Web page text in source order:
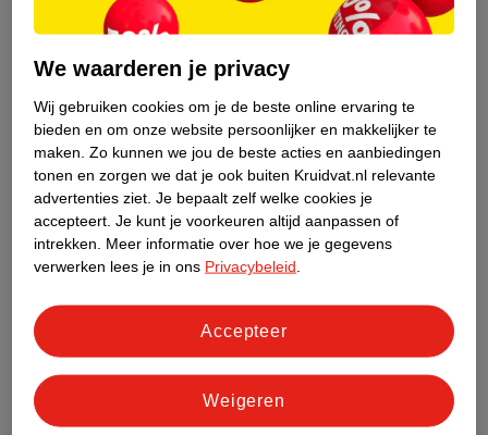
Is bacteriële vaginose besmettelijk?
Bacteriële vaginose is niet besmettelijk. Hoewel de balans in de
vagina is verstoord, is er geen sprake van een infectie of
ontsteking. Je zult iemand anders dus niet besmetten tijdens
zuurgraad in je vagina beïnvloeden, waardoor mogelijk een
disbalans in de vagina ontstaat. Vrijen met condoom kan
uitkomst bieden als je herhaaldelijk last hebt van bacteriële
vaginose na seks
We waarderen je privacy
Wij gebruiken cookies om je de beste online ervaring te
bieden en om onze website persoonlijker en makkelijker te
maken. Zo kunnen we jou de beste acties en aanbiedingen
tonen en zorgen we dat je ook buiten Kruidvat.nl relevante
advertenties ziet. Je bepaalt zelf welke cookies je
accepteert. Je kunt je voorkeuren altijd aanpassen of
intrekken.
Meer informatie over hoe we je gegevens
verwerken lees je in ons Privacybeleid
Weigeren
Accepteer